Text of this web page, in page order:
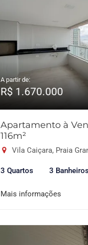
A partir de:
R$ 1.670.000
Apartamento à
116m²
Vila Caiçara, Praia
3 Quartos 3 Banheiros
Mais informações